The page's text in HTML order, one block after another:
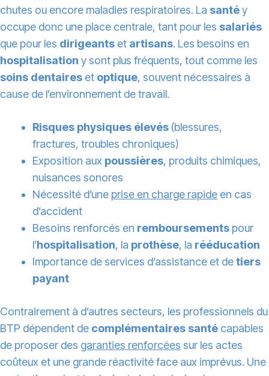
chutes ou encore maladies respiratoires. La santéy
occupe donc une place centrale, tant pour les salariés
que pour les dirigeants et artisans. Les besoins en
hospitalisation y sont plus fréquents, tout comme les
soins dentaires et optique, souvent nécessaires à
cause de l’environnement de travail.
Risques physiques élevés (blessures,
fractures, troubles chroniques)
Exposition aux poussières, produits chimiques,
nuisances sonores
Nécessité d’une prise en charge rapide en cas
d’accident
Besoins renforcés en remboursements pour
l’hospitalisation, la prothèse, la rééducation
Importance de services d’assistance et detiers
payant
Contrairement à d’autres secteurs, les professionnels du
BTP dépendent de complémentaires santé capables
de proposer des garanties renforcées sur les actes
coûteux et une grande réactivité face aux imprévus. Une